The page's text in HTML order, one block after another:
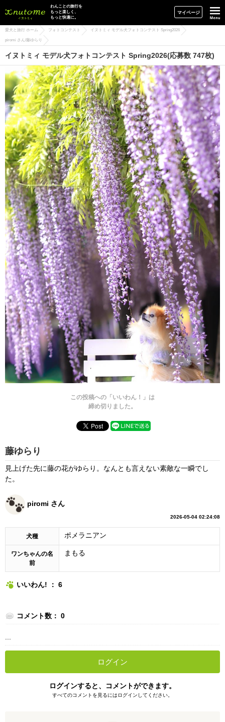
イヌトミィ
わんことの旅行を
もっと楽しく、
もっと快適に。
マイページ
愛犬と旅行 ホーム フォトコンテスト イヌトミィ モデル犬フォトコンテスト Spring2026
piromi さん/藤ゆらり
イヌトミィ モデル犬フォトコンテスト Spring2026(応募数 747枚)
この投稿への「いいわん！」は
締め切りました。
藤ゆらり
見上げた先に藤の花がゆらり。なんとも言えない素敵な一瞬でし
た。
piromi さん
2026-05-04 02:24:08
犬種 ポメラニアン
ワンちゃんの名
前
まもる
いいわん! ： 6
コメント数： 0
ログイン
ログインすると、コメントができます。
すべてのコメントを見るにはログインしてください。